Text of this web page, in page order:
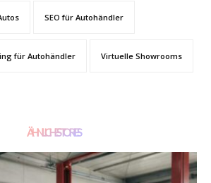
SEO für Autohändler
für Autohändler Virtuelle Showrooms
ÄHNLICHE STORIES